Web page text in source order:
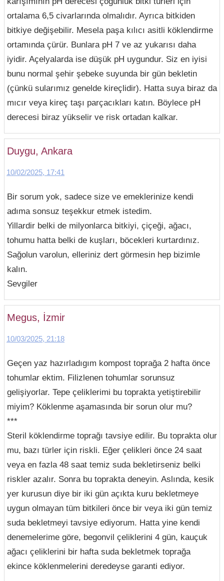
ortalama 6,5 civarlarında olmalıdır. Ayrıca bitkiden
bitkiye değişebilir. Mesela paşa kılıcı asitli köklendirme
ortamında çürür. Bunlara pH 7 ve az yukarısı daha
iyidir. Açelyalarda ise düşük pH uygundur. Siz en iyisi
bunu normal şehir şebeke suyunda bir gün bekletin
(çünkü sularımız genelde kireçlidir). Hatta suya biraz da
mıcır veya kireç taşı parçacıkları katın. Böylece pH
derecesi biraz yükselir ve risk ortadan kalkar.
Duygu, Ankara
10/02/2025, 17:41
Bir sorum yok, sadece size ve emeklerinize kendi
adıma sonsuz teşekkur etmek istedim.
Yillardir belki de milyonlarca bitkiyi, çiçeği, ağacı,
tohumu hatta belki de kuşları, böcekleri kurtardınız.
Sağolun varolun, elleriniz dert görmesin hep bizimle
kalın.
Sevgiler
Megus, İzmir
10/03/2025, 21:18
Geçen yaz hazırladıgım kompost toprağa 2 hafta önce
tohumlar ektim. Filizlenen tohumlar sorunsuz
gelişiyorlar. Tepe çeliklerimi bu toprakta yetiştirebilir
miyim? Köklenme aşamasında bir sorun olur mu?
***
Steril köklendirme toprağı tavsiye edilir. Bu toprakta olur
mu, bazı türler için riskli. Eğer çelikleri önce 24 saat
veya en fazla 48 saat temiz suda bekletirseniz belki
riskler azalır. Sonra bu toprakta deneyin. Aslında, kesik
yer kurusun diye bir iki gün açıkta kuru bekletmeye
uygun olmayan tüm bitkileri önce bir veya iki gün temiz
suda bekletmeyi tavsiye ediyorum. Hatta yine kendi
denemelerime göre, begonvil çeliklerini 4 gün, kauçuk
ağacı çeliklerini bir hafta suda bekletmek toprağa
ekince köklenmelerini deredeyse garanti ediyor.